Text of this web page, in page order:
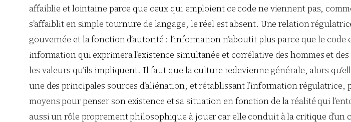
affaiblie et lointaine parce que ceux qui emploient ce code ne viennent pas,
s’affaiblit en simple tournure de langage, le réel est absent. Une relation
gouvernée et la fonction d’autorité : l’information n’aboutit plus parce que le
information qui exprimera l’existence simultanée et corrélative des hommes et
les valeurs qu’ils impliquent. Il faut que la culture redevienne générale, alors
une des principales sources d’aliénation, et rétablissant l’information
moyens pour penser son existence et sa situation en fonction de la réalité qui
aussi un rôle proprement philosophique à jouer car elle conduit à la critique